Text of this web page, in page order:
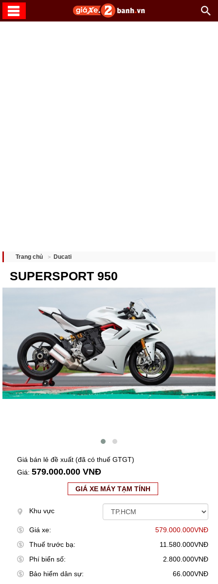
Trang chủ Ducati
SUPERSPORT 950
Giá bán lẻ đề xuất (đã có thuế GTGT)
Giá: 579.000.000 VNĐ
GIÁ XE MÁY TẠM TÍNH
Khu vực
Giá xe:
579.000.000VNĐ
Thuế trước bạ:
11.580.000VNĐ
Phí biển số:
2.800.000VNĐ
Bảo hiểm dân sự:
66.000VNĐ